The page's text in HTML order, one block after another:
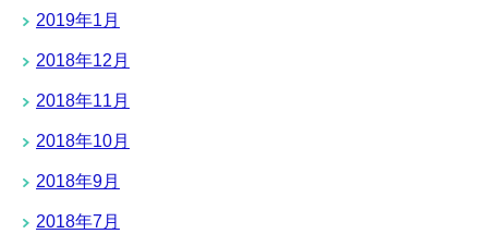
2019年1月
2018年12月
2018年11月
2018年10月
2018年9月
2018年7月